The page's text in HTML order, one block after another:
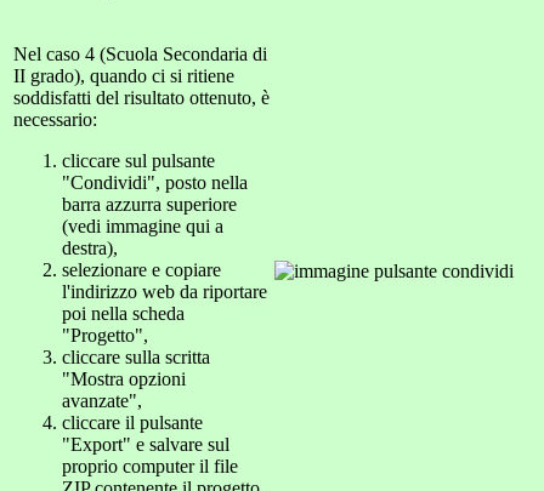
Nel caso 4 (Scuola Secondaria di
II grado), quando ci si ritiene
soddisfatti del risultato ottenuto, è
necessario:
cliccare sul pulsante
"Condividi", posto nella
barra azzurra superiore
(vedi immagine qui a
destra),
selezionare e copiare
l'indirizzo web da riportare
poi nella scheda
"Progetto",
cliccare sulla scritta
"Mostra opzioni
avanzate",
cliccare il pulsante
"Export" e salvare sul
proprio computer il file